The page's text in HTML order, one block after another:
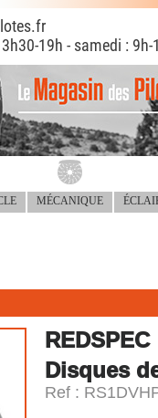
19h - samedi : 9h-
MÉCANIQUE
REDSPEC
Disques
Ref :